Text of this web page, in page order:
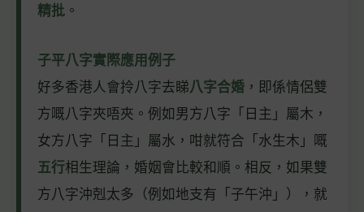
精批 。
子平八字實際應用例子
好多香港人會拎八字去睇八字合婚 ，即係情侶雙
方嘅八字夾唔夾。例如男方八字「日主」屬木，
女方八字「日主」屬水，咁就符合「水生木」嘅
五行相生理論，婚姻會比較和順。相反，如果雙
方八字沖剋太多（例如地支有「子午沖」），就